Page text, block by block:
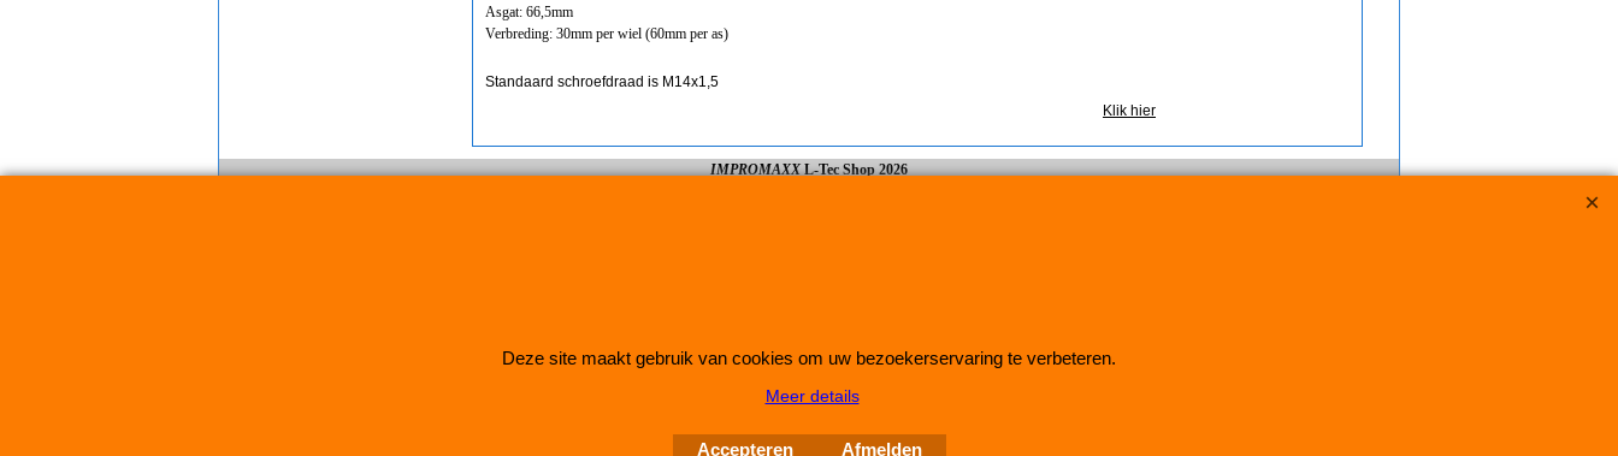
Asgat: 66,5mm
Verbreding: 30mm per wiel (60mm per as)
Standaard schroefdraad is M14x1,5
Klik hier
IMPROMAXXL-Tec Shop 2026
Webwinkel gemaakt met
ShopFactory webwinkel
Deze site maakt gebruik van cookies om uw bezoekerservaring te verbeteren.
Meer details
Accepteren Afmelden